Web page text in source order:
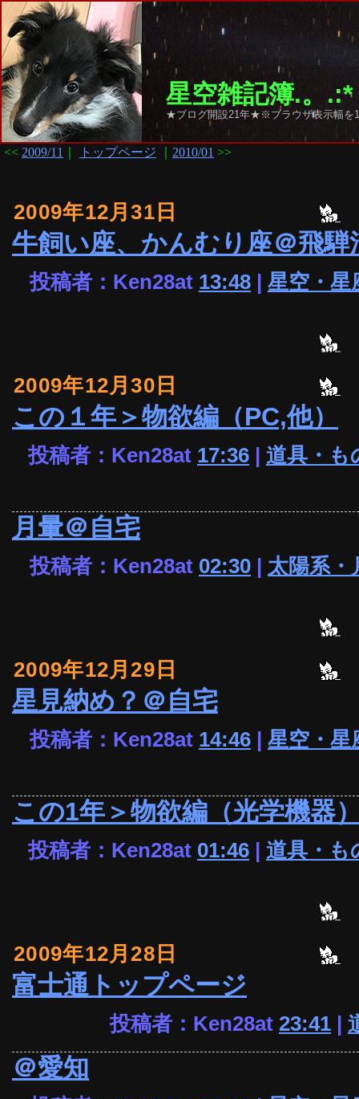
星空雑記簿.。
★ブログ開設21年★※ブラウザ表示幅を
<< 2009/11 トップページ 2010/01 >>
2009年12月31日
牛飼い座、かんむり座＠飛騨
投稿者：Ken28at 13:48 | 星空・星
2009年12月30日
この１年＞物欲編（PC,他）
投稿者：Ken28at 17:36 | 道具・も
月暈＠自宅
投稿者：Ken28at 02:30 | 太陽系・
2009年12月29日
星見納め？＠自宅
投稿者：Ken28at 14:46 | 星空・星
この1年＞物欲編（光学機器
投稿者：Ken28at 01:46 | 道具・も
2009年12月28日
富士通トップページ
投稿者：Ken28at 23:41 |
＠愛知